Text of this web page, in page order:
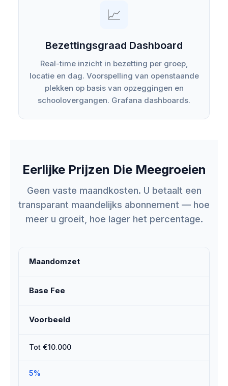
📈
Bezettingsgraad Dashboard
Real-time inzicht in bezetting per groep,
locatie en dag. Voorspelling van openstaande
plekken op basis van opzeggingen en
schoolovergangen. Grafana dashboards.
Eerlijke Prijzen Die Meegroeien
Geen vaste maandkosten. U betaalt een
transparant maandelijks abonnement — hoe
meer u groeit, hoe lager het percentage.
Maandomzet
Base Fee
Voorbeeld
Tot €10.000
5%